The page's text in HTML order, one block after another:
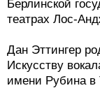
Берлинской
театрах Лос-
Дан Эттингер
Искусству
имени Рубина в